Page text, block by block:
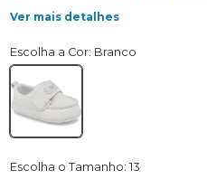
Ver mais detalhes
Escolha a Cor: Branco
Escolha o Tamanho: 13